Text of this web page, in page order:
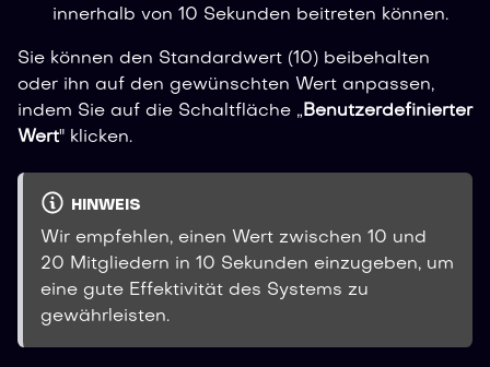
innerhalb von 10 Sekunden beitreten können.
Sie können den Standardwert (10) beibehalten
oder ihn auf den gewünschten Wert anpassen,
indem Sie auf die Schaltfläche „Benutzerdefinierter
Wert" klicken.
HINWEIS
Wir empfehlen, einen Wert zwischen 10 und
20 Mitgliedern in 10 Sekunden einzugeben, um
eine gute Effektivität des Systems zu
gewährleisten.